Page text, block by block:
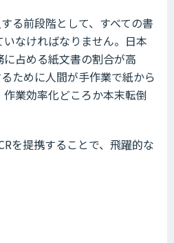
る前段階として、すべての書
なければなりません。日本
占める紙文書の割合が高
ために人間が手作業で紙から
業効率化どころか本末転倒
を提携することで、飛躍的な